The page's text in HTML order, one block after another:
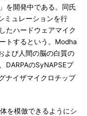
を開発中である。同氏
ミュレーションを行
たハードウェアマイク
トするという。Modha
よび人間の脳の白質の
DARPAのSyNAPSEプ
ナイザマイクロチップ
を模倣できるようにシ